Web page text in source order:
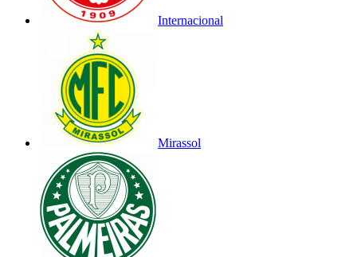
Internacional
Mirassol